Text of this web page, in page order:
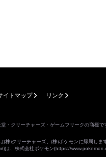
イトマップ リンク
・クリーチャーズ・ゲームフリークの商標で
(株)クリーチャーズ、(株)ポケモンに帰属し
)は、株式会社ポケモン(https://